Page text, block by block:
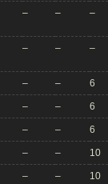
– – –
– – –
– – 6
– – 6
– – 6
– – 10
– – 10